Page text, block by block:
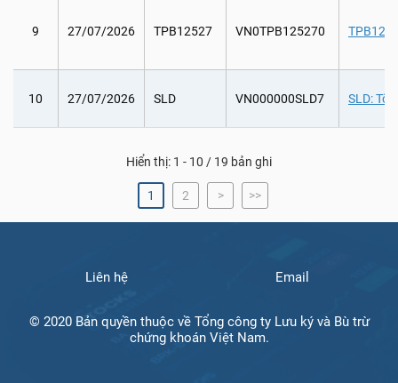
9 27/07/2026 TPB12527 VN0TPB125270
10 27/07/2026 SLD VN000000SLD7 SLD: Tổ
Hiển thị: 1 - 10 / 19 bản ghi
1 2 > >>
Liên hệ Email
© 2020 Bản quyền thuộc về Tổng công ty Lưu ký và Bù trừ
chứng khoán Việt Nam.